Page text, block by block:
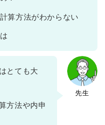
算方法がわからない
とても大
方法や内申
先生